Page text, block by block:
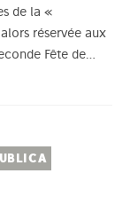
de la «
réservée aux
Fête de…